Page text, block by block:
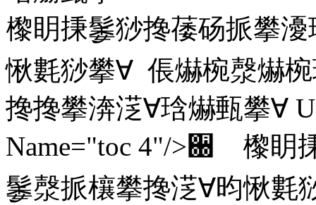
㰀眀㨀䰀猀搀䔀砀挀攀
愀氀猀攀∀ 倀爀椀漀爀
搀搀攀渀㴀∀琀爀甀攀∀
Name="toc 4"/>਀ 㰀眀
䰀漀挀欀攀搀㴀∀昀愀氀